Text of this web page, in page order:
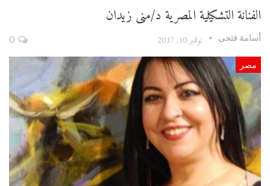
الفنانة التشكيلية المصرية د/منى زيدان
أسامة فتحى نوفمبر 10, 2017
مصر